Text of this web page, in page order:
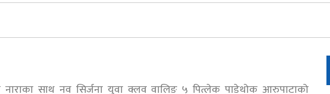
नाराका साथ नव सिर्जना युवा क्लव वालिङ ५ पित्लेक पाडेथोक आरुपाटाको